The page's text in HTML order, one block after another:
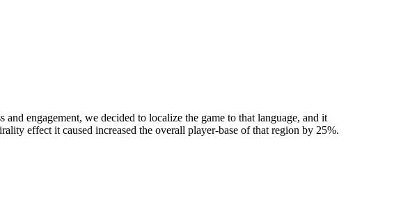
engagement, we decided to localize the game to that language, and it
effect it caused increased the overall player-base of that region by 25%.